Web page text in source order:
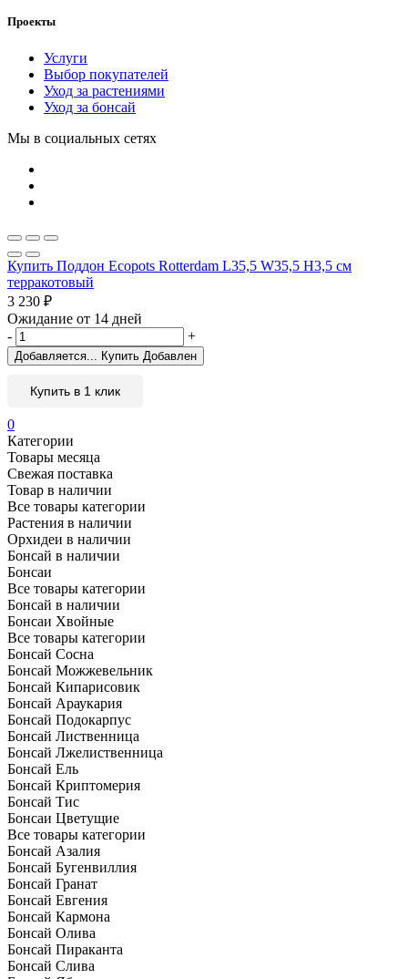
Проекты
Услуги
Выбор покупателей
Уход за растениями
Уход за бонсай
Мы в социальных сетях
Купить Поддон Ecopots Rotterdam L35,5 W35,5 H3,5 см
терракотовый
3 230 ₽
Ожидание от 14 дней
-
+
Добавляется... Купить Добавлен
Купить в 1 клик
0
Категории
Товары месяца
Свежая поставка
Товар в наличии
Все товары категории
Растения в наличии
Орхидеи в наличии
Бонсай в наличии
Бонсаи
Все товары категории
Бонсай в наличии
Бонсаи Хвойные
Все товары категории
Бонсай Сосна
Бонсай Можжевельник
Бонсай Кипарисовик
Бонсай Араукария
Бонсай Подокарпус
Бонсай Лиственница
Бонсай Лжелиственница
Бонсай Ель
Бонсай Криптомерия
Бонсай Тис
Бонсаи Цветущие
Все товары категории
Бонсай Азалия
Бонсай Бугенвиллия
Бонсай Гранат
Бонсай Евгения
Бонсай Кармона
Бонсай Олива
Бонсай Пираканта
Бонсай Слива